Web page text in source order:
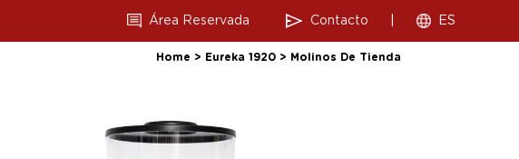
Área Reservada Contacto ES
Home > Eureka 1920 > Molinos De Tienda